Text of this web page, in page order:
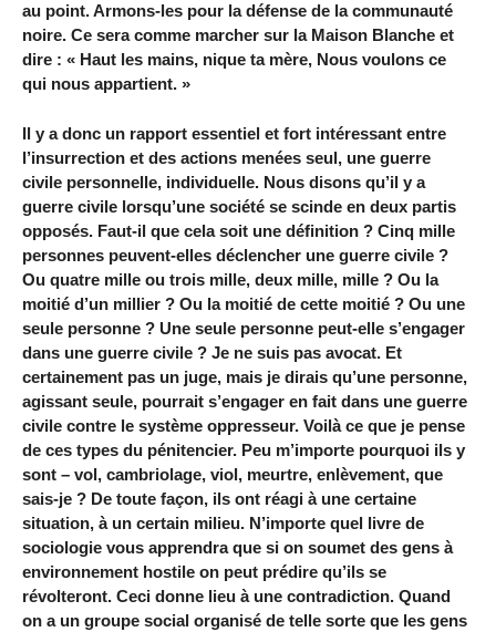
au point. Armons-les pour la défense de la communauté
noire. Ce sera comme marcher sur la Maison Blanche et
dire : « Haut les mains, nique ta mère, Nous voulons ce
qui nous appartient. »
Il y a donc un rapport essentiel et fort intéressant entre
l’insurrection et des actions menées seul, une guerre
civile personnelle, individuelle. Nous disons qu’il y a
guerre civile lorsqu’une société se scinde en deux partis
opposés. Faut-il que cela soit une définition ? Cinq mille
personnes peuvent-elles déclencher une guerre civile ?
Ou quatre mille ou trois mille, deux mille, mille ? Ou la
moitié d’un millier ? Ou la moitié de cette moitié ? Ou une
seule personne ? Une seule personne peut-elle s’engager
dans une guerre civile ? Je ne suis pas avocat. Et
certainement pas un juge, mais je dirais qu’une personne,
agissant seule, pourrait s’engager en fait dans une guerre
civile contre le système oppresseur. Voilà ce que je pense
de ces types du pénitencier. Peu m’importe pourquoi ils y
sont – vol, cambriolage, viol, meurtre, enlèvement, que
sais-je ? De toute façon, ils ont réagi à une certaine
situation, à un certain milieu. N’importe quel livre de
sociologie vous apprendra que si on soumet des gens à
environnement hostile on peut prédire qu’ils se
révolteront. Ceci donne lieu à une contradiction. Quand
on a un groupe social organisé de telle sorte que les gens